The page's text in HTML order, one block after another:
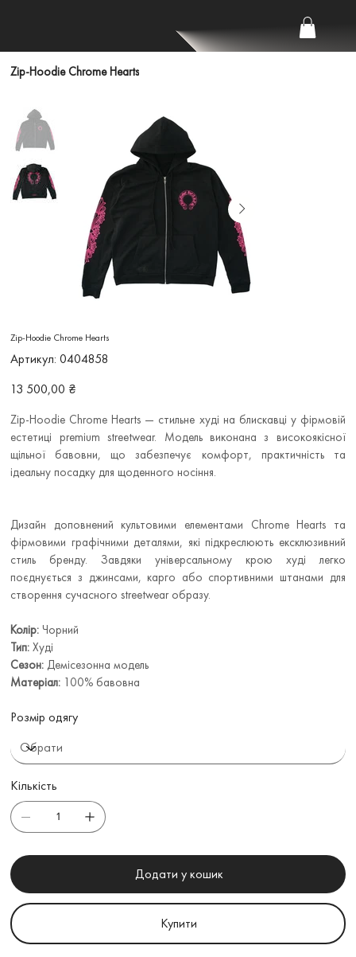
Zip-Hoodie Chrome Hearts
Zip-Hoodie Chrome Hearts
Артикул: Артикул
0404858
0404858
Ціна
13 500,00 ₴
Zip-Hoodie Chrome Hearts — стильне худі на блискавці у фірмовій
естетиці premium streetwear. Модель виконана з високоякісної
щільної бавовни, що забезпечує комфорт, практичність та
ідеальну посадку для щоденного носіння.
Дизайн доповнений культовими елементами Chrome Hearts та
фірмовими графічними деталями, які підкреслюють ексклюзивний
стиль бренду. Завдяки універсальному крою худі легко
поєднується з джинсами, карго або спортивними штанами для
створення сучасного streetwear образу.
Колір:Чорний
Тип:Худі
Сезон: Демісезонна модель
Матеріал: 100% бавовна
Розмір одягу
Кількість
Додати у кошик
Купити